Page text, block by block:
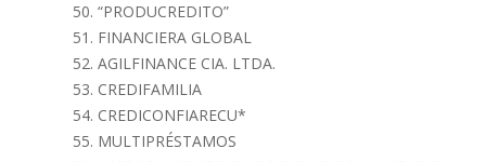
“PRODUCREDITO”
FINANCIERA GLOBAL
AGILFINANCE CIA. LTDA.
CREDIFAMILIA
CREDICONFIARECU*
MULTIPRÉSTAMOS